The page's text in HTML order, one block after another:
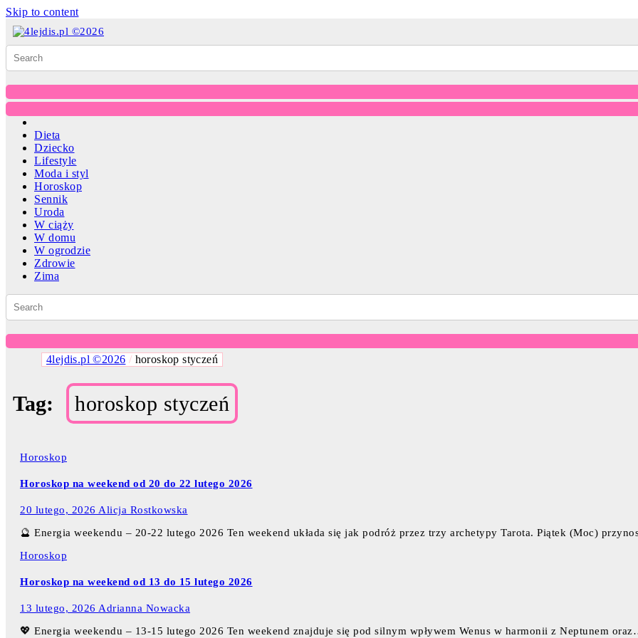
Skip to content
Dieta
Dziecko
Lifestyle
Moda i styl
Horoskop
Sennik
Uroda
W ciąży
W domu
W ogrodzie
Zdrowie
Zima
4lejdis.pl ©2026 / horoskop styczeń
Tag: horoskop styczeń
Horoskop
Horoskop na weekend od 20 do 22 lutego 2026
20 lutego, 2026 Alicja Rostkowska
🔮 Energia weekendu – 20-22 lutego 2026 Ten weekend układa się jak podróż przez trzy archetypy Tarota. Piątek (Moc)
Horoskop
Horoskop na weekend od 13 do 15 lutego 2026
13 lutego, 2026 Adrianna Nowacka
💖 Energia weekendu – 13-15 lutego 2026 Ten weekend znajduje się pod silnym wpływem Wenus w harmonii z Neptunem